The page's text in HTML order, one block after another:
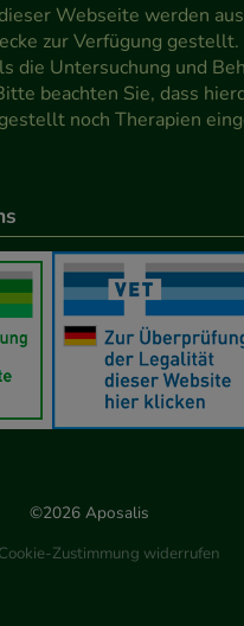
Webseite werden
zur Verfügung gestellt.
die Untersuchung und
beachten Sie, dass
noch Therapien
©2026 Aposalis
Zustimmung widerrufen